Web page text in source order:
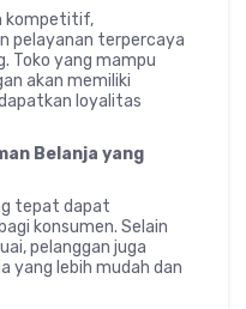
kompetitif,
pelayanan terpercaya
Toko yang mampu
akan memiliki
loyalitas
Belanja yang
tepat dapat
konsumen. Selain
pelanggan juga
yang lebih mudah dan